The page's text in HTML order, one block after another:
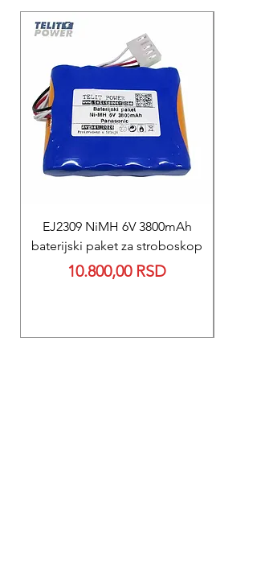
EJ2309 NiMH 6V 3800mAh
baterijski paket za stroboskop
Price
10.800,00 RSD